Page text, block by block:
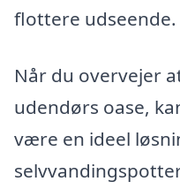
flottere udseende.
Når du overvejer
udendørs oase,
være en ideel